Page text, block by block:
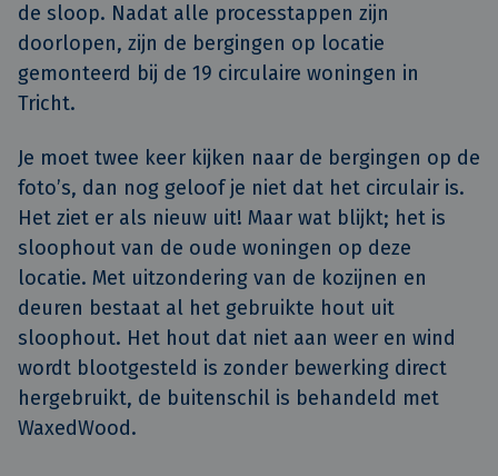
de sloop. Nadat alle processtappen zijn
doorlopen, zijn de bergingen op locatie
gemonteerd bij de 19 circulaire woningen in
Tricht.
Je moet twee keer kijken naar de bergingen op de
foto’s, dan nog geloof je niet dat het circulair is.
Het ziet er als nieuw uit! Maar wat blijkt; het is
sloophout van de oude woningen op deze
locatie. Met uitzondering van de kozijnen en
deuren bestaat al het gebruikte hout uit
sloophout. Het hout dat niet aan weer en wind
wordt blootgesteld is zonder bewerking direct
hergebruikt, de buitenschil is behandeld met
WaxedWood.